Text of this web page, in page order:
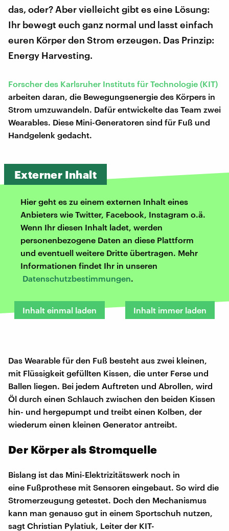
das, oder? Aber vielleicht gibt es eine Lösung:
Ihr bewegt euch ganz normal und lasst einfach
euren Körper den Strom erzeugen. Das Prinzip:
Energy Harvesting.
Forscher des Karlsruher Instituts für Technologie (KIT)
arbeiten daran, die Bewegungsenergie des Körpers in
Strom umzuwandeln. Dafür entwickelte das Team zwei
Wearables. Diese Mini-Generatoren sind für Fuß und
Handgelenk gedacht.
Externer Inhalt
Hier geht es zu einem externen Inhalt eines
Anbieters wie Twitter, Facebook, Instagram o.ä.
Wenn Ihr diesen Inhalt ladet, werden
personenbezogene Daten an diese Plattform
und eventuell weitere Dritte übertragen. Mehr
Informationen findet Ihr in unseren
Datenschutzbestimmungen.
Inhalt einmal laden Inhalt immer laden
Das Wearable für den Fuß besteht aus zwei kleinen,
mit Flüssigkeit gefüllten Kissen, die unter Ferse und
Ballen liegen. Bei jedem Auftreten und Abrollen, wird
Öl durch einen Schlauch zwischen den beiden Kissen
hin- und hergepumpt und treibt einen Kolben, der
wiederum einen kleinen Generator antreibt.
Der Körper als Stromquelle
Bislang ist das Mini-Elektrizitätswerk noch in
eine Fußprothese mit Sensoren eingebaut. So wird die
Stromerzeugung getestet. Doch den Mechanismus
kann man genauso gut in einem Sportschuh nutzen,
sagt Christian Pylatiuk, Leiter der KIT-